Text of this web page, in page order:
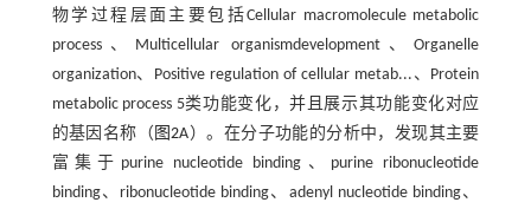
物学过程层面主要包括Cellular macromolecule metabolic
process、Multicellular organismdevelopment、Organelle
organization、Positive regulation of cellular metab...、Protein
metabolic process 5类功能变化，并且展示其功能变化对应
的基因名称（ 图2A）。在分子功能的分析中，发现其主要
富集于purine nucleotide binding、purine ribonucleotide
binding、ribonucleotide binding、adenyl nucleotide binding、